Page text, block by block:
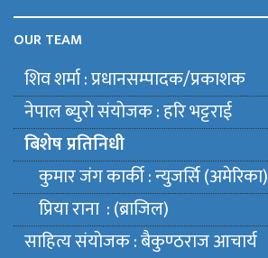
OUR TEAM
शिव शर्मा : प्रधानसम्पादक/प्रकाशक
नेपाल ब्युराे संयाेजक : हरि भट्टराई
बिशेष प्रतिनिधी
कुमार जंग कार्की : न्युजर्सि (अमेरिका)
प्रिया राना : (ब्राजिल)
साहित्य संयाेजक : बैकुण्ठराज आचार्य